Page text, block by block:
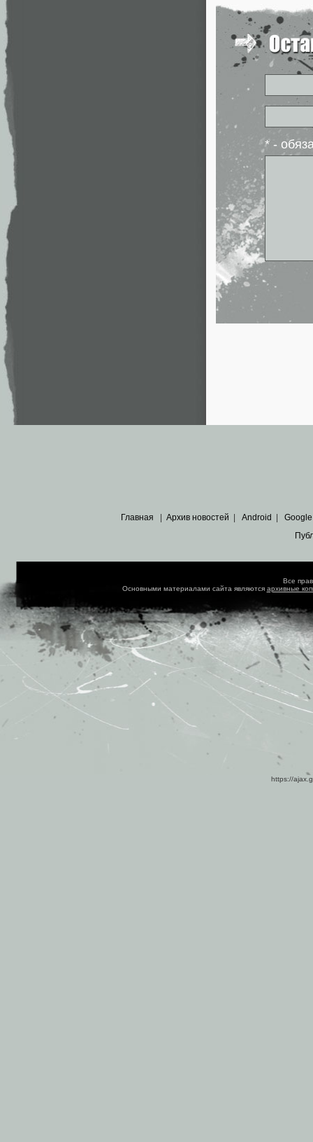
* -
Главная Архив новостей Android Google
Все
Основными материалами сайта являются архивные
https://